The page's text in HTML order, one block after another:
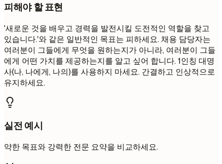
피해야 할 표현
'새로운 것을 배우고 경력을 발전시킬 도전적인 역할을 찾고
있습니다.'와 같은 일반적인 목표는 피하세요. 채용 담당자는
여러분이 그들에게 무엇을 원하는지가 아니라, 여러분이 그들
에게 어떤 가치를 제공하는지를 알고 싶어 합니다. 1인칭 대명
사(나, 나에게, 나의)를 사용하지 마세요. 간결하고 인상적으로
유지하세요.
실전 예시
약한 목표와 강력한 전문 요약을 비교하세요.